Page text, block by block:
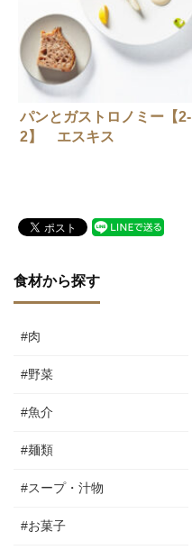
パンとガストロノミー【2-
2】 エスキス
食材から探す
#肉
#野菜
#魚介
#麺類
#スープ・汁物
#お菓子